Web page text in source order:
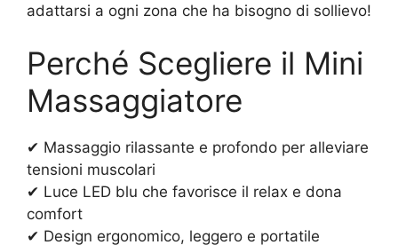
adattarsi a ogni zona che ha bisogno di sollievo!
Perché Scegliere il Mini
Massaggiatore
✔ Massaggio rilassante e profondo per alleviare
tensioni muscolari
✔ Luce LED blu che favorisce il relax e dona
comfort
✔ Design ergonomico, leggero e portatile